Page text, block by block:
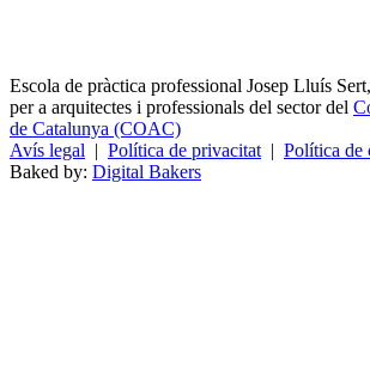
Escola de pràctica professional Josep Lluís
per a arquitectes i professionals del sector del
de Catalunya (COAC)
Avís legal | Política de privacitat | Política de
Baked by: Digital Bakers